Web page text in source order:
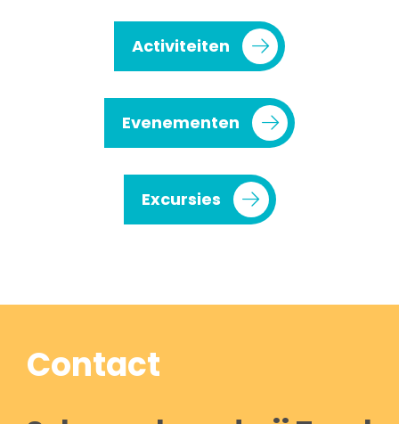
Activiteiten
Evenementen
Excursies
Contact